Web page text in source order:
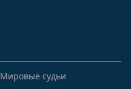
Мировые судьи